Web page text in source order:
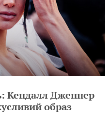
Кендалл Дженнер
образ